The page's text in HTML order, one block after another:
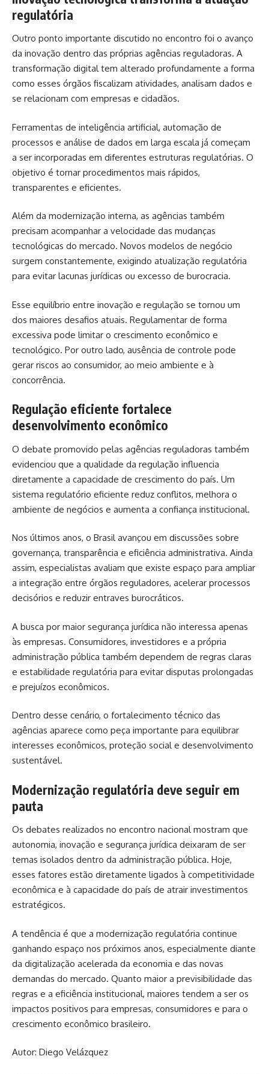
regulatória
Outro ponto importante discutido no encontro foi o avanço
da inovação dentro das próprias agências reguladoras. A
transformação digital tem alterado profundamente a forma
como esses órgãos fiscalizam atividades, analisam dados e
se relacionam com empresas e cidadãos.
Ferramentas de inteligência artificial, automação de
processos e análise de dados em larga escala já começam
a ser incorporadas em diferentes estruturas regulatórias. O
objetivo é tornar procedimentos mais rápidos,
transparentes e eficientes.
Além da modernização interna, as agências também
precisam acompanhar a velocidade das mudanças
tecnológicas do mercado. Novos modelos de negócio
surgem constantemente, exigindo atualização regulatória
para evitar lacunas jurídicas ou excesso de burocracia.
Esse equilíbrio entre inovação e regulação se tornou um
dos maiores desafios atuais. Regulamentar de forma
excessiva pode limitar o crescimento econômico e
tecnológico. Por outro lado, ausência de controle pode
gerar riscos ao consumidor, ao meio ambiente e à
concorrência.
Regulação eficiente fortalece
desenvolvimento econômico
O debate promovido pelas agências reguladoras também
evidenciou que a qualidade da regulação influencia
diretamente a capacidade de crescimento do país. Um
sistema regulatório eficiente reduz conflitos, melhora o
ambiente de negócios e aumenta a confiança institucional.
Nos últimos anos, o Brasil avançou em discussões sobre
governança, transparência e eficiência administrativa. Ainda
assim, especialistas avaliam que existe espaço para ampliar
a integração entre órgãos reguladores, acelerar processos
decisórios e reduzir entraves burocráticos.
A busca por maior segurança jurídica não interessa apenas
às empresas. Consumidores, investidores e a própria
administração pública também dependem de regras claras
e estabilidade regulatória para evitar disputas prolongadas
e prejuízos econômicos.
Dentro desse cenário, o fortalecimento técnico das
agências aparece como peça importante para equilibrar
interesses econômicos, proteção social e desenvolvimento
sustentável.
Modernização regulatória deve seguir em
pauta
Os debates realizados no encontro nacional mostram que
autonomia, inovação e segurança jurídica deixaram de ser
temas isolados dentro da administração pública. Hoje,
esses fatores estão diretamente ligados à competitividade
econômica e à capacidade do país de atrair investimentos
estratégicos.
A tendência é que a modernização regulatória continue
ganhando espaço nos próximos anos, especialmente diante
da digitalização acelerada da economia e das novas
demandas do mercado. Quanto maior a previsibilidade das
regras e a eficiência institucional, maiores tendem a ser os
impactos positivos para empresas, consumidores e para o
crescimento econômico brasileiro.
Autor: Diego Velázquez